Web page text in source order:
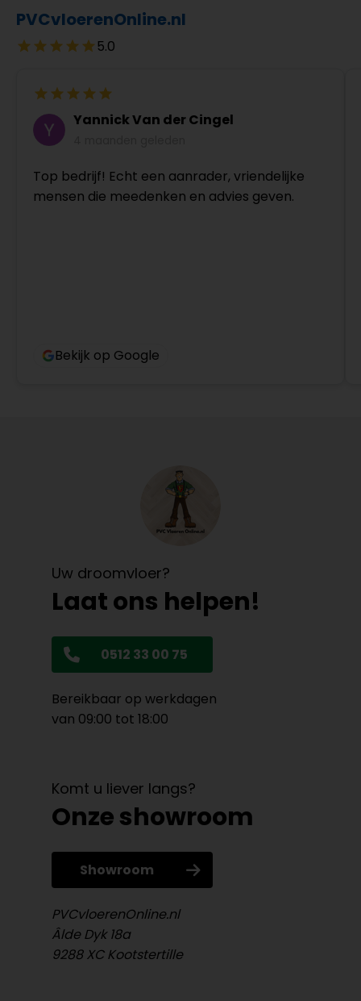
PVCvloerenOnline.nl
5.0
Yannick Van der Cingel
Top bedrijf! Echt een aanrader, vriendelijke
mensen die meedenken en advies geven.
Bekijk op Google
Uw droomvloer?
Laat ons helpen!
0512 33 00 75
Bereikbaar op werkdagen
van 09:00 tot 18:00
Komt u liever langs?
Onze showroom
Showroom
PVCvloerenOnline.nl
Âlde Dyk 18a
9288 XC Kootstertille